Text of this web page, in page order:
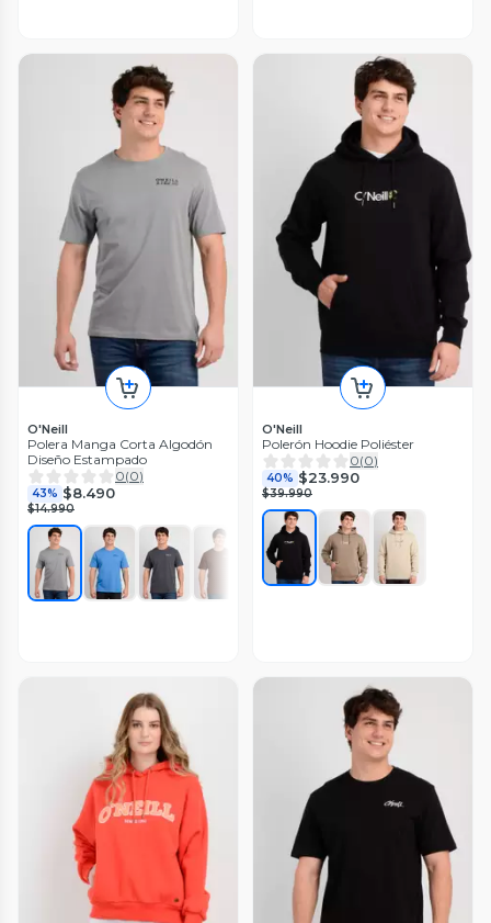
O'Neill
Polera Manga Corta Algodón
Diseño Estampado
0(0)
43% $8.490
$14.990
O'Neill
Polerón Hoodie Poliéster
0(0)
40% $23.990
$39.990